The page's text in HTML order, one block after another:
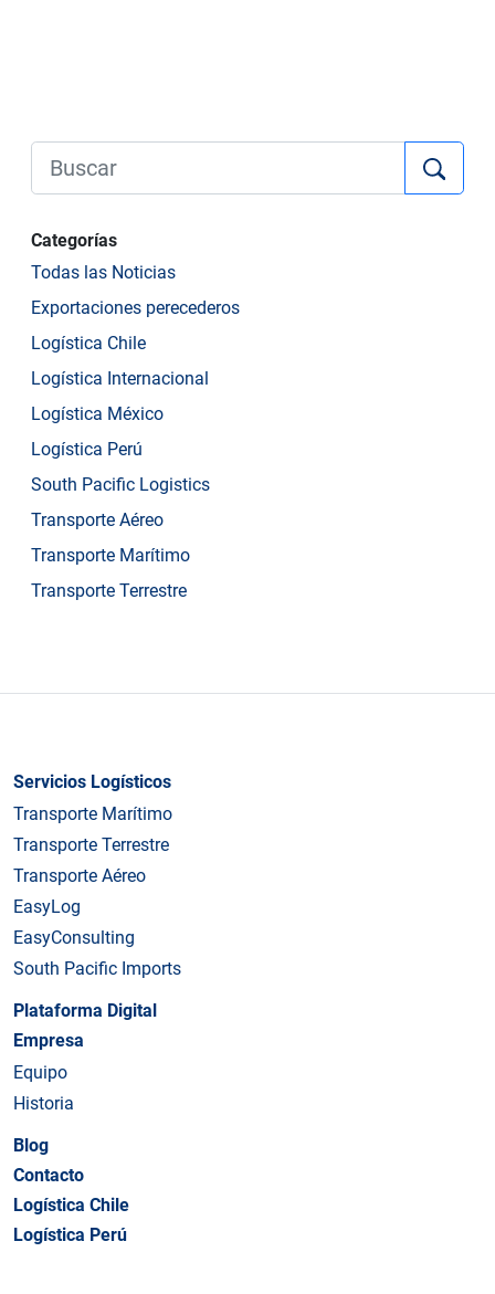
Categorías
Todas las Noticias
Exportaciones perecederos
Logística Chile
Logística Internacional
Logística México
Logística Perú
South Pacific Logistics
Transporte Aéreo
Transporte Marítimo
Transporte Terrestre
Servicios Logísticos
Transporte Marítimo
Transporte Terrestre
Transporte Aéreo
EasyLog
EasyConsulting
South Pacific Imports
Plataforma Digital
Empresa
Equipo
Historia
Blog
Contacto
Logística Chile
Logística Perú